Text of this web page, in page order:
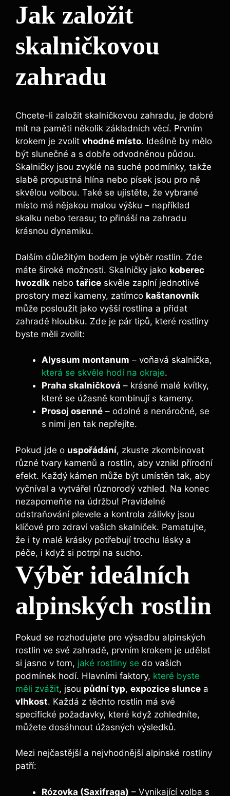
Jak založit
skalničkovou
zahradu
Chcete-li založit skalničkovou zahradu, je dobré
mít na paměti několik základních věcí. Prvním
krokem je zvolit vhodné místo. Ideálně by mělo
být slunečné a s dobře odvodněnou půdou.
Skalničky jsou zvyklé na suché podmínky, takže
slabě propustná hlína nebo písek jsou pro ně
skvělou volbou. Také se ujistěte, že vybrané
místo má nějakou malou výšku – například
skalku nebo terasu; to přináší na zahradu
krásnou dynamiku.
Dalším důležitým bodem je výběr rostlin. Zde
máte široké možnosti. Skalničky jako koberec
hvozdík nebo tařice skvěle zaplní jednotlivé
prostory mezi kameny, zatímco kaštanovník
může posloužit jako vyšší rostlina a přidat
zahradě hloubku. Zde je pár tipů, které rostliny
byste měli zvolit:
Alyssum montanum – voňavá skalnička,
která se skvěle hodí na okraje.
Praha skalničková – krásné malé kvítky,
které se úžasně kombinují s kameny.
Prosoj osenné – odolné a nenáročné, se
s nimi jen tak nepřejíte.
Pokud jde o uspořádání, zkuste zkombinovat
různé tvary kamenů a rostlin, aby vznikl přírodní
efekt. Každý kámen může být umístěn tak, aby
vyčníval a vytvářel různorodý vzhled. Na konec
nezapomeňte na údržbu! Pravidelné
odstraňování plevele a kontrola zálivky jsou
klíčové pro zdraví vašich skalniček. Pamatujte,
že i ty malé krásky potřebují trochu lásky a
péče, i když si potrpí na sucho.
Výběr ideálních
alpinských rostlin
Pokud se rozhodujete pro výsadbu alpinských
rostlin ve své zahradě, prvním krokem je udělat
si jasno v tom, jaké rostliny se do vašich
podmínek hodí. Hlavními faktory, které byste
měli zvážit, jsou půdní typ, expozice slunce a
vlhkost. Každá z těchto rostlin má své
specifické požadavky, které když zohledníte,
můžete dosáhnout úžasných výsledků.
Mezi nejčastější a nejvhodnější alpinské rostliny
patří:
Rózovka (Saxifraga) – Vynikající volba s